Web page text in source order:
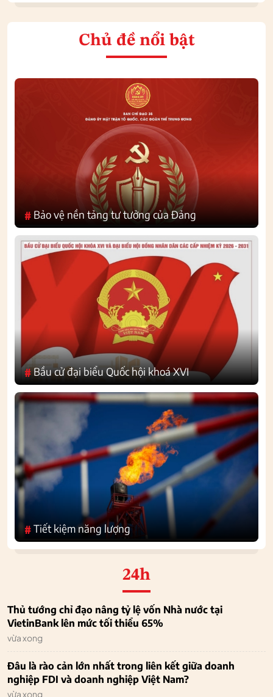
Chủ đề nổi bật
# Bảo vệ nền tảng tư tưởng của Đảng
#Bầu cử đại biểu Quốc hội khoá XVI
#Tiết kiệm năng lượng
24h
Thủ tướng chỉ đạo nâng tỷ lệ vốn Nhà nước tại
VietinBank lên mức tối thiểu 65%
vừa xong
Đâu là rào cản lớn nhất trong liên kết giữa doanh
nghiệp FDI và doanh nghiệp Việt Nam?
vừa xong